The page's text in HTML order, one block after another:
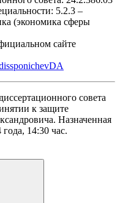
5.2.3 –
(экономика сферы
сайте
совета
к защите
Назначенная
14:30 час.